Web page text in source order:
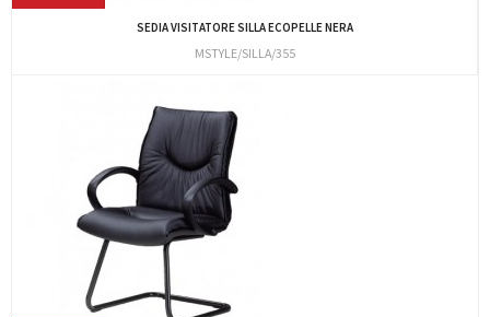
SEDIA VISITATORE SILLA ECOPELLE NERA
MSTYLE/SILLA/355